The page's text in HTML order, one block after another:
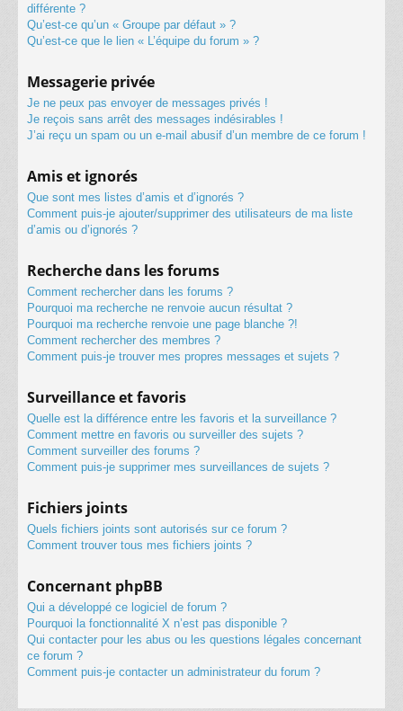
différente ?
Qu’est-ce qu’un « Groupe par défaut » ?
Qu’est-ce que le lien « L’équipe du forum » ?
Messagerie privée
Je ne peux pas envoyer de messages privés !
Je reçois sans arrêt des messages indésirables !
J’ai reçu un spam ou un e-mail abusif d’un membre de ce forum !
Amis et ignorés
Que sont mes listes d’amis et d’ignorés ?
Comment puis-je ajouter/supprimer des utilisateurs de ma liste
d’amis ou d’ignorés ?
Recherche dans les forums
Comment rechercher dans les forums ?
Pourquoi ma recherche ne renvoie aucun résultat ?
Pourquoi ma recherche renvoie une page blanche ?!
Comment rechercher des membres ?
Comment puis-je trouver mes propres messages et sujets ?
Surveillance et favoris
Quelle est la différence entre les favoris et la surveillance ?
Comment mettre en favoris ou surveiller des sujets ?
Comment surveiller des forums ?
Comment puis-je supprimer mes surveillances de sujets ?
Fichiers joints
Quels fichiers joints sont autorisés sur ce forum ?
Comment trouver tous mes fichiers joints ?
Concernant phpBB
Qui a développé ce logiciel de forum ?
Pourquoi la fonctionnalité X n’est pas disponible ?
Qui contacter pour les abus ou les questions légales concernant
ce forum ?
Comment puis-je contacter un administrateur du forum ?